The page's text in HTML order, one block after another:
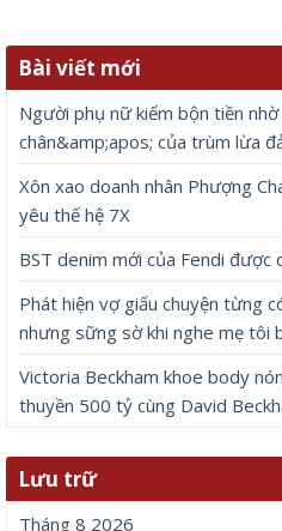
Bài viết mới
Người phụ nữ kiếm bộn tiền
chân&amp;apos; của trùm lừa
Xôn xao doanh nhân Phượng
yêu thế hệ 7X
BST denim mới của Fendi được
Phát hiện vợ giấu chuyện từng
nhưng sững sờ khi nghe mẹ tôi
Victoria Beckham khoe body
thuyền 500 tỷ cùng David
Lưu trữ
Tháng 8 2026